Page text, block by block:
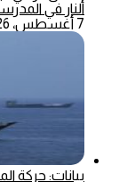
النار في
7 أغسطس، 2026